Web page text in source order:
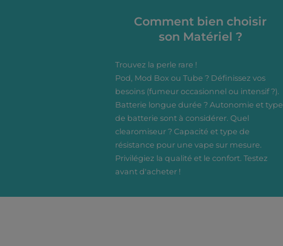
conforme. Disponible en
10 saveurs variées.
Comment bien choisir
son Matériel ?
Trouvez la perle rare !
Pod, Mod Box ou Tube ? Définissez vos
besoins (fumeur occasionnel ou intensif ?).
Batterie longue durée ? Autonomie et type
de batterie sont à considérer. Quel
clearomiseur ? Capacité et type de
résistance pour une vape sur mesure.
Privilégiez la qualité et le confort. Testez
avant d'acheter !